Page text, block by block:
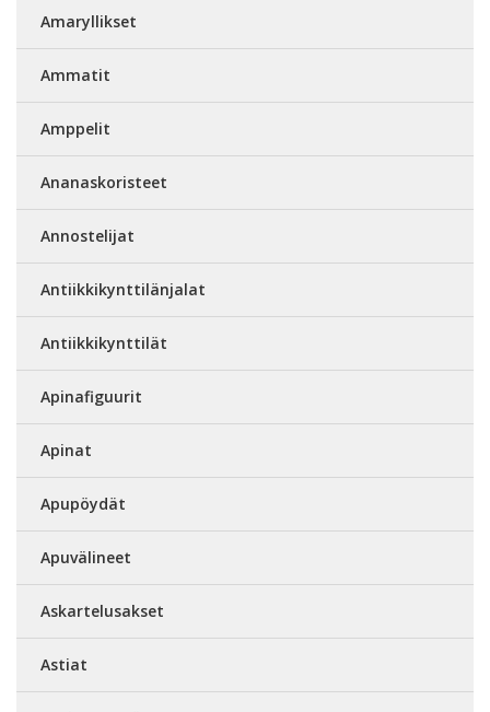
Amaryllikset
Ammatit
Amppelit
Ananaskoristeet
Annostelijat
Antiikkikynttilänjalat
Antiikkikynttilät
Apinafiguurit
Apinat
Apupöydät
Apuvälineet
Askartelusakset
Astiat